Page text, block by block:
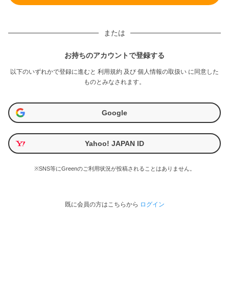
または
お持ちのアカウントで登録する
以下のいずれかで登録に進むと 利用規約 及び 個人情報の取扱い に同意した
ものとみなされます。
Google
Yahoo! JAPAN ID
※SNS等にGreenのご利用状況が投稿されることはありません。
既に会員の方はこちらから ログイン